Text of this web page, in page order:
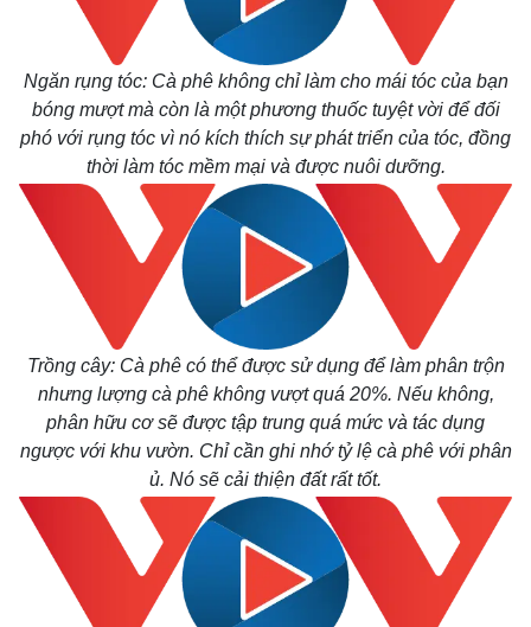
Ngăn rụng tóc: Cà phê không chỉ làm cho mái tóc của bạn
bóng mượt mà còn là một phương thuốc tuyệt vời để đối
phó với rụng tóc vì nó kích thích sự phát triển của tóc, đồng
thời làm tóc mềm mại và được nuôi dưỡng.
Trồng cây: Cà phê có thể được sử dụng để làm phân trộn
nhưng lượng cà phê không vượt quá 20%. Nếu không,
phân hữu cơ sẽ được tập trung quá mức và tác dụng
ngược với khu vườn. Chỉ cần ghi nhớ tỷ lệ cà phê với phân
ủ. Nó sẽ cải thiện đất rất tốt.